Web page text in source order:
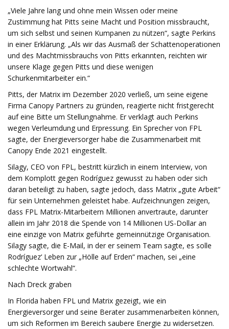
„Viele Jahre lang und ohne mein Wissen oder meine
Zustimmung hat Pitts seine Macht und Position missbraucht,
um sich selbst und seinen Kumpanen zu nützen“, sagte Perkins
in einer Erklärung. „Als wir das Ausmaß der Schattenoperationen
und des Machtmissbrauchs von Pitts erkannten, reichten wir
unsere Klage gegen Pitts und diese wenigen
Schurkenmitarbeiter ein.“
Pitts, der Matrix im Dezember 2020 verließ, um seine eigene
Firma Canopy Partners zu gründen, reagierte nicht fristgerecht
auf eine Bitte um Stellungnahme. Er verklagt auch Perkins
wegen Verleumdung und Erpressung. Ein Sprecher von FPL
sagte, der Energieversorger habe die Zusammenarbeit mit
Canopy Ende 2021 eingestellt.
Silagy, CEO von FPL, bestritt kürzlich in einem Interview, von
dem Komplott gegen Rodríguez gewusst zu haben oder sich
daran beteiligt zu haben, sagte jedoch, dass Matrix „gute Arbeit“
für sein Unternehmen geleistet habe. Aufzeichnungen zeigen,
dass FPL Matrix-Mitarbeitern Millionen anvertraute, darunter
allein im Jahr 2018 die Spende von 14 Millionen US-Dollar an
eine einzige von Matrix geführte gemeinnützige Organisation.
Silagy sagte, die E-Mail, in der er seinem Team sagte, es solle
Rodríguez‘ Leben zur „Hölle auf Erden“ machen, sei „eine
schlechte Wortwahl“.
Nach Dreck graben
In Florida haben FPL und Matrix gezeigt, wie ein
Energieversorger und seine Berater zusammenarbeiten können,
um sich Reformen im Bereich saubere Energie zu widersetzen.